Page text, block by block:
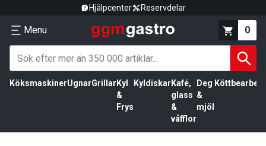
Hjälpcenter Reservdelar
Menu 0
KöksmaskinerUgnarGrillar Kyl
&
Frys
Kyldiskar Kafé,
glass
&
våfflor
Deg
&
mjöl